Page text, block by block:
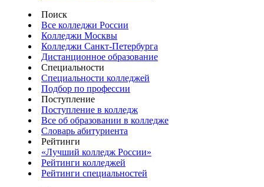
Поиск
Все колледжи России
Колледжи Москвы
Колледжи Санкт-Петербурга
Дистанционное образование
Специальности
Специальности колледжей
Подбор по профессии
Поступление
Поступление в колледж
Все об образовании в колледже
Словарь абитуриента
Рейтинги
«Лучший колледж России»
Рейтинги колледжей
Рейтинги специальностей